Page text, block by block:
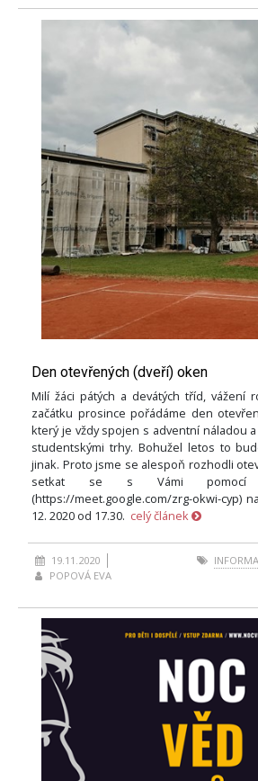
Den otevřených (dveří) oken
Milí žáci pátých a devátých tříd, vážení
začátku prosince pořádáme den
který je vždy spojen s adventní náladou
studentskými trhy. Bohužel letos to
jinak. Proto jsme se alespoň rozhodli
setkat se s Vámi pomocí
(https://meet.google.com/zrg-okwi-cyp)
12. 2020 od 17.30. celý článek
19.11.2020
POPOVÁ EVA